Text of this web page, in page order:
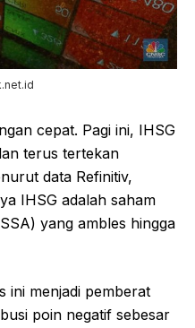
cepat. Pagi ini, IHSG
terus tertekan
data Refinitiv,
IHSG adalah saham
yang ambles hingga
ini menjadi pemberat
poin negatif sebesar